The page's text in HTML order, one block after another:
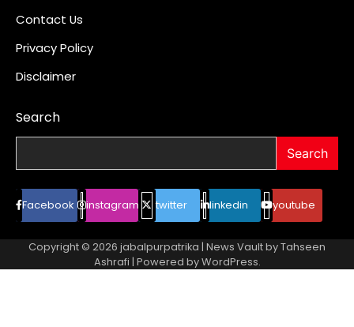
Contact Us
Privacy Policy
Disclaimer
Search
Search
Facebook instagram twitter linkedin youtube
Copyright © 2026 jabalpurpatrika | News Vault byTahseen
Ashrafi | Powered byWordPress.